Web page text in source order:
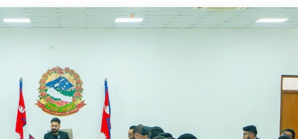
८ धनुषामा सर्वपक्षीय बैठक सुरु ९